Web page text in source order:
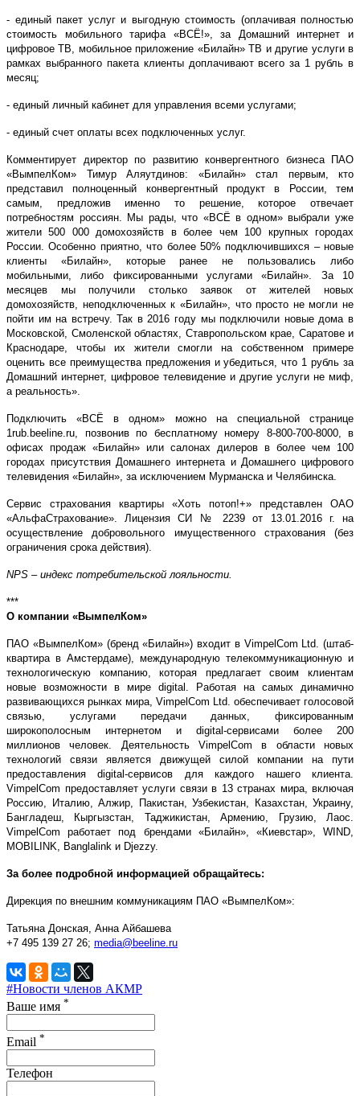
- единый пакет услуг и выгодную стоимость (оплачивая полностью
стоимость мобильного тарифа «ВСЁ!», за Домашний интернет и
цифровое ТВ, мобильное приложение «Билайн» ТВ и другие услуги в
рамках выбранного пакета клиенты доплачивают всего за 1 рубль в
месяц;
- единый личный кабинет для управления всеми услугами;
- единый счет оплаты всех подключенных услуг.
Комментирует директор по развитию конвергентного бизнеса ПАО
«ВымпелКом» Тимур Аляутдинов: «Билайн» стал первым, кто
представил полноценный конвергентный продукт в России, тем
самым, предложив именно то решение, которое отвечает
потребностям россиян. Мы рады, что «ВСЁ в одном» выбрали уже
жители 500 000 домохозяйств в более чем 100 крупных городах
России. Особенно приятно, что более 50% подключившихся – новые
клиенты «Билайн», которые ранее не пользовались либо
мобильными, либо фиксированными услугами «Билайн». За 10
месяцев мы получили столько заявок от жителей новых
домохозяйств, неподключенных к «Билайн», что просто не могли не
пойти им на встречу. Так в 2016 году мы подключили новые дома в
Московской, Смоленской областях, Ставропольском крае, Саратове и
Краснодаре, чтобы их жители смогли на собственном примере
оценить все преимущества предложения и убедиться, что 1 рубль за
Домашний интернет, цифровое телевидение и другие услуги не миф,
а реальность».
Подключить «ВСЁ в одном» можно на специальной странице
1rub.beeline.ru, позвонив по бесплатному номеру 8-800-700-8000, в
офисах продаж «Билайн» или салонах дилеров в более чем 100
городах присутствия Домашнего интернета и Домашнего цифрового
телевидения «Билайн», за исключением Мурманска и Челябинска.
Сервис страхования квартиры «Хоть потоп!+» представлен ОАО
«АльфаСтрахование». Лицензия СИ № 2239 от 13.01.2016 г. на
осуществление добровольного имущественного страхования (без
ограничения срока действия).
NPS – индекс потребительской лояльности.
***
О компании «ВымпелКом»
ПАО «ВымпелКом» (бренд «Билайн») входит в VimpelCom Ltd. (штаб-
квартира в Амстердаме), международную телекоммуникационную и
технологическую компанию, которая предлагает своим клиентам
новые возможности в мире digital. Работая на самых динамично
развивающихся рынках мира, VimpelCom Ltd. обеспечивает голосовой
связью, услугами передачи данных, фиксированным
широкополосным интернетом и digital-сервисами более 200
миллионов человек. Деятельность VimpelCom в области новых
технологий связи является движущей силой компании на пути
предоставления digital-сервисов для каждого нашего клиента.
VimpelCom предоставляет услуги связи в 13 странах мира, включая
Россию, Италию, Алжир, Пакистан, Узбекистан, Казахстан, Украину,
Бангладеш, Кыргызстан, Таджикистан, Армению, Грузию, Лаос.
VimpelCom работает под брендами «Билайн», «Киевстар», WIND,
MOBILINK, Banglalink и Djezzy.
За более подробной информацией обращайтесь:
Дирекция по внешним коммуникациям ПАО «ВымпелКом»:
Татьяна Донская, Анна Айбашева
+7 495 139 27 26; media@beeline.ru
#Новости членов АКМР
Ваше имя *
Email *
Телефон